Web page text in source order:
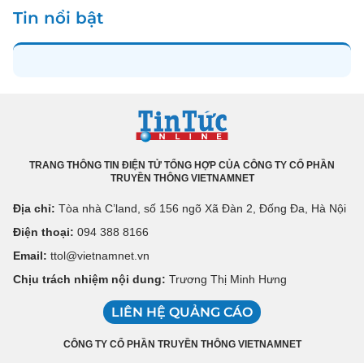
Tin nổi bật
TRANG THÔNG TIN ĐIỆN TỬ TỔNG HỢP CỦA CÔNG TY CỔ PHẦN
TRUYỀN THÔNG VIETNAMNET
Địa chỉ: Tòa nhà C’land, số 156 ngõ Xã Đàn 2, Đống Đa, Hà Nội
Điện thoại: 094 388 8166
Email: ttol@vietnamnet.vn
Chịu trách nhiệm nội dung: Trương Thị Minh Hưng
LIÊN HỆ QUẢNG CÁO
CÔNG TY CỔ PHẦN TRUYỀN THÔNG VIETNAMNET